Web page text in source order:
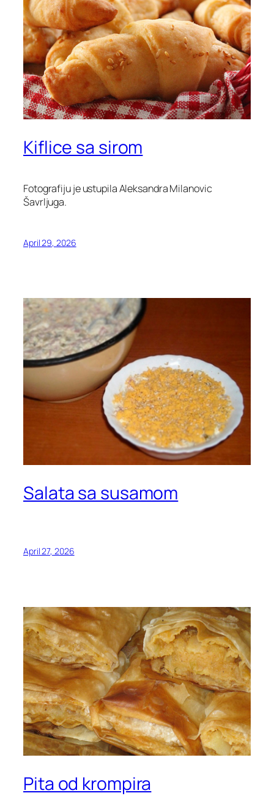
Kiflice sa sirom
Fotografiju je ustupila Aleksandra Milanovic
Šavrljuga.
April 29, 2026
Salata sa susamom
April 27, 2026
Pita od krompira